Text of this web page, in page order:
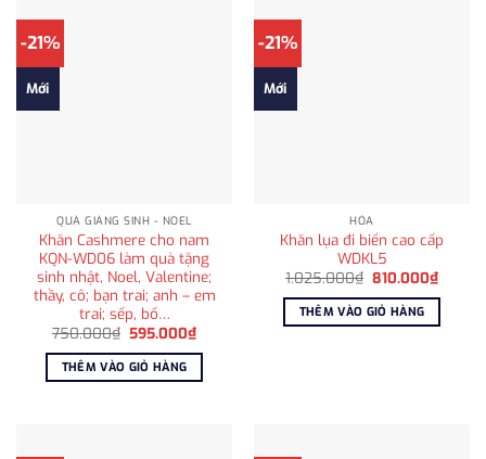
-21%
Mới
QUÀ GIÁNG SINH - NOEL
Khăn Cashmere cho nam
KQN-WD06 làm quà tặng
sinh nhật, Noel, Valentine;
thầy, cô; bạn trai; anh – em
trai; sếp, bố…
750.000₫ Giá
là:
750.000₫.
595.000₫Giá
hiện
tại
595.000₫.
THÊM VÀO GIỎ HÀNG
-21%
Mới
HỎA
Khăn lụa đi biển cao cấp
WDKL5
1.025.000₫ Giá
là:
1.025.000₫.
810.000₫Giá
hiện
tại
THÊM VÀO GIỎ HÀNG